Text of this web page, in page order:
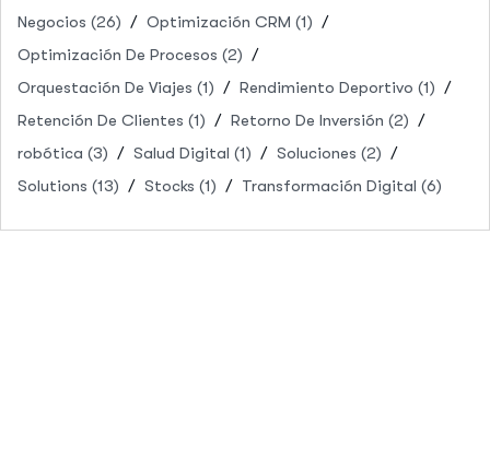
Negocios (26) Optimización CRM (1)
Optimización De Procesos (2)
Orquestación De Viajes (1) Rendimiento Deportivo (1)
Retención De Clientes (1) Retorno De Inversión (2)
robótica (3) Salud Digital (1) Soluciones (2)
Solutions (13) Stocks (1) Transformación Digital (6)